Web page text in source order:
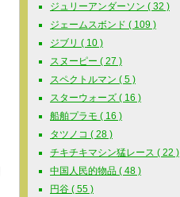
ジュリーアンダーソン ( 32 )
ジェームスボンド ( 109 )
ジブリ ( 10 )
スヌーピー ( 27 )
スペクトルマン ( 5 )
スターウォーズ ( 16 )
船舶プラモ ( 16 )
タツノコ ( 28 )
チキチキマシン猛レース ( 22 )
中国人民的物品 ( 48 )
円谷 ( 55 )